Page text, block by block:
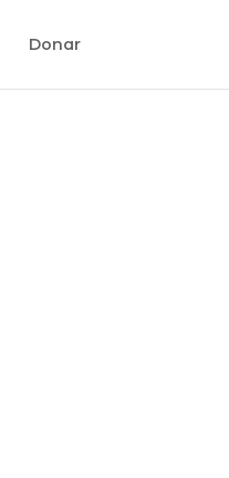
Donar